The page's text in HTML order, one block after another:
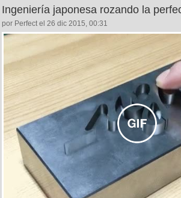
Ingeniería japonesa rozando la
por Perfect el 26 dic 2015, 00:31